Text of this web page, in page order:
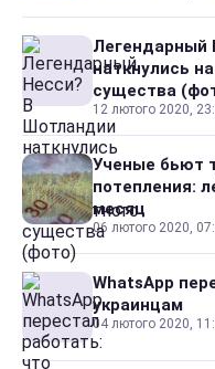
Легендарный
наткнулись
существа
12 лютого 2020,
Ученые бьют
потепления:
месяц
06 лютого 2020,
WhatsApp
украинцам
04 лютого 2020,